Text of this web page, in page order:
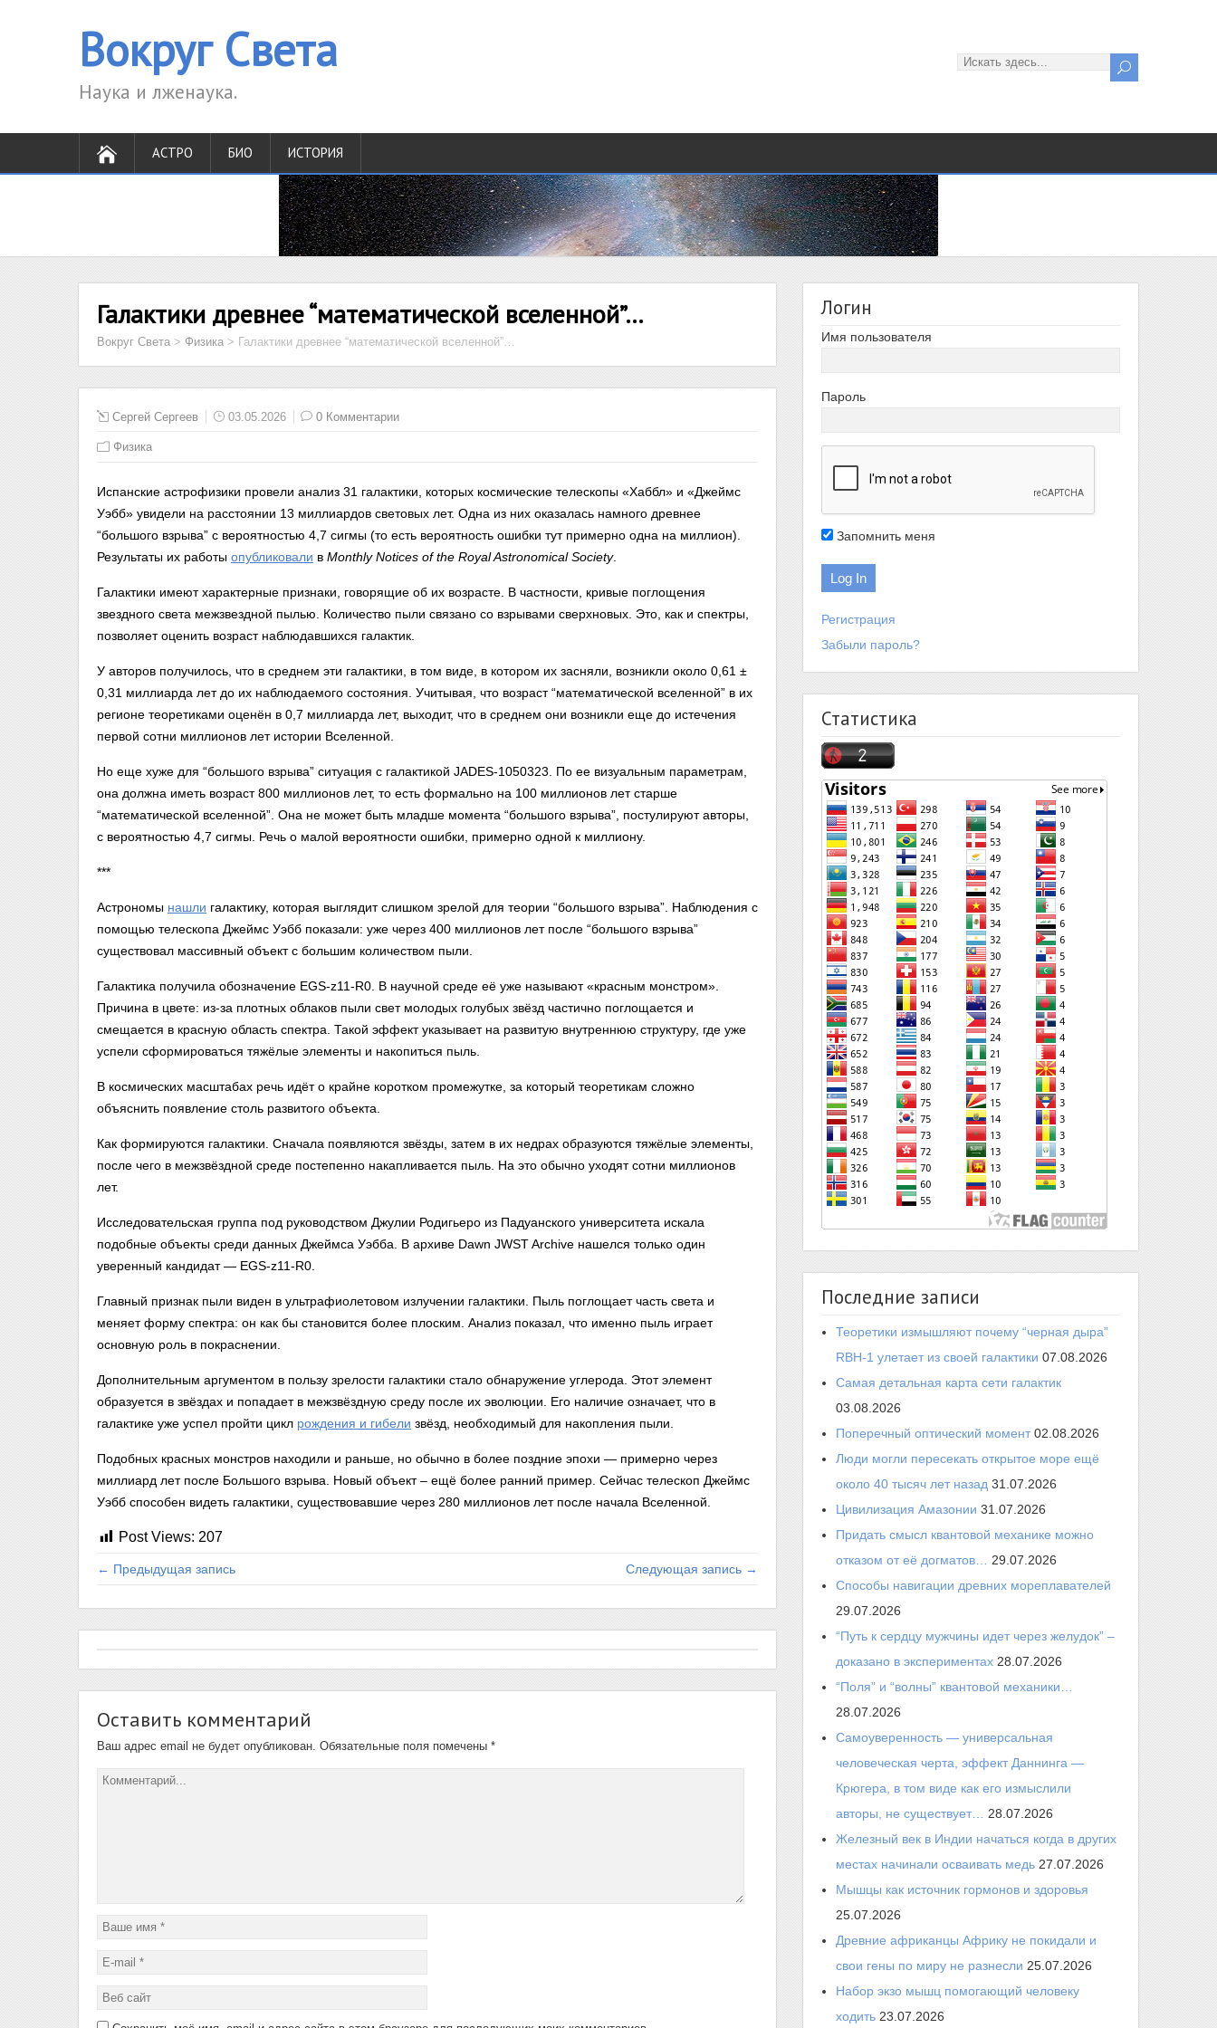
Вокруг Света
Наука и лженаука.
АСТРО БИО ИСТОРИЯ
Галактики древнее “математической вселенной”…
Вокруг Света > Физика > Галактики древнее “математической вселенной”…
Сергей Сергеев 03.05.2026 0 Комментарии
Физика
Испанские астрофизики провели анализ 31 галактики, которых космические телескопы «Хаббл» и «Джеймс
Уэбб» увидели на расстоянии 13 миллиардов световых лет. Одна из них оказалась намного древнее
“большого взрыва” с вероятностью 4,7 сигмы (то есть вероятность ошибки тут примерно одна на миллион).
Результаты их работы опубликовали в Monthly Notices of the Royal Astronomical Society.
Галактики имеют характерные признаки, говорящие об их возрасте. В частности, кривые поглощения
звездного света межзвездной пылью. Количество пыли связано со взрывами сверхновых. Это, как и спектры,
позволяет оценить возраст наблюдавшихся галактик.
У авторов получилось, что в среднем эти галактики, в том виде, в котором их засняли, возникли около 0,61 ±
0,31 миллиарда лет до их наблюдаемого состояния. Учитывая, что возраст “математической вселенной” в их
регионе теоретиками оценён в 0,7 миллиарда лет, выходит, что в среднем они возникли еще до истечения
первой сотни миллионов лет истории Вселенной.
Но еще хуже для “большого взрыва” ситуация с галактикой JADES-1050323. По ее визуальным параметрам,
она должна иметь возраст 800 миллионов лет, то есть формально на 100 миллионов лет старше
“математической вселенной”. Она не может быть младше момента “большого взрыва”, постулируют авторы,
с вероятностью 4,7 сигмы. Речь о малой вероятности ошибки, примерно одной к миллиону.
***
Астрономы нашли галактику, которая выглядит слишком зрелой для теории “большого взрыва”. Наблюдения с
помощью телескопа Джеймс Уэбб показали: уже через 400 миллионов лет после “большого взрыва”
существовал массивный объект с большим количеством пыли.
Галактика получила обозначение EGS-z11-R0. В научной среде её уже называют «красным монстром».
Причина в цвете: из-за плотных облаков пыли свет молодых голубых звёзд частично поглощается и
смещается в красную область спектра. Такой эффект указывает на развитую внутреннюю структуру, где уже
успели сформироваться тяжёлые элементы и накопиться пыль.
В космических масштабах речь идёт о крайне коротком промежутке, за который теоретикам сложно
объяснить появление столь развитого объекта.
Как формируются галактики. Сначала появляются звёзды, затем в их недрах образуются тяжёлые элементы,
после чего в межзвёздной среде постепенно накапливается пыль. На это обычно уходят сотни миллионов
лет.
Исследовательская группа под руководством Джулии Родигьеро из Падуанского университета искала
подобные объекты среди данных Джеймса Уэбба. В архиве Dawn JWST Archive нашелся только один
уверенный кандидат — EGS-z11-R0.
Главный признак пыли виден в ультрафиолетовом излучении галактики. Пыль поглощает часть света и
меняет форму спектра: он как бы становится более плоским. Анализ показал, что именно пыль играет
основную роль в покраснении.
Дополнительным аргументом в пользу зрелости галактики стало обнаружение углерода. Этот элемент
образуется в звёздах и попадает в межзвёздную среду после их эволюции. Его наличие означает, что в
галактике уже успел пройти цикл рождения и гибели звёзд, необходимый для накопления пыли.
Подобных красных монстров находили и раньше, но обычно в более поздние эпохи — примерно через
миллиард лет после Большого взрыва. Новый объект – ещё более ранний пример. Сейчас телескоп Джеймс
Уэбб способен видеть галактики, существовавшие через 280 миллионов лет после начала Вселенной.
Post Views: 207
← Предыдущая запись Следующая запись →
Оставить комментарий
Ваш адрес email не будет опубликован. Обязательные поля помечены *
Логин
Имя пользователя
Пароль
Запомнить меня
Регистрация
Забыли пароль?
Статистика
Последние записи
Теоретики измышляют почему “черная дыра”
RBH-1 улетает из своей галактики 07.08.2026
Самая детальная карта сети галактик
03.08.2026
Поперечный оптический момент 02.08.2026
Люди могли пересекать открытое море ещё
около 40 тысяч лет назад 31.07.2026
Цивилизация Амазонии 31.07.2026
Придать смысл квантовой механике можно
отказом от её догматов…
29.07.2026
Способы навигации древних мореплавателей
29.07.2026
“Путь к сердцу мужчины идет через желудок” –
доказано в экспериментах 28.07.2026
“Поля” и “волны” квантовой механики…
28.07.2026
Самоуверенность — универсальная
человеческая черта, эффект Даннинга —
Крюгера, в том виде как его измыслили
авторы, не существует…
28.07.2026
Железный век в Индии начаться когда в других
местах начинали осваивать медь 27.07.2026
Мышцы как источник гормонов и здоровья
25.07.2026
Древние африканцы Африку не покидали и
свои гены по миру не разнесли 25.07.2026
Набор экзо мышц помогающий человеку
ходить 23.07.2026